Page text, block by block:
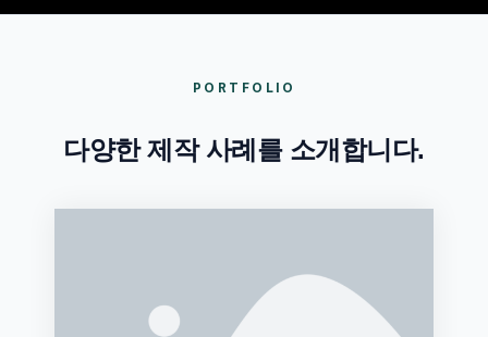
PORTFOLIO
다양한 제작 사례를 소개합니다.